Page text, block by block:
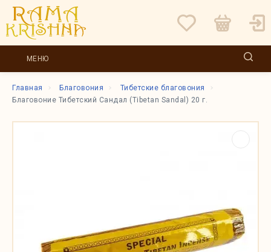
МЕНЮ
Главная Благовония
Тибетские благовония
Благовоние Тибетский Сандал (Tibetan Sandal) 20 г.